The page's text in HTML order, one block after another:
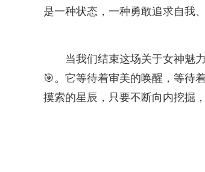
是一种状态，一种勇敢追求自我
当我们结束这场关于女神魅
🎯。它等待着审美的唤醒，等待
摸索的星辰，只要不断向内挖掘